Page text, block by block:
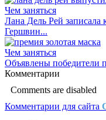
Чем заняться
Лана Дель Рей записала
Гершвин...
Чем заняться
Объявлены победители
Комментарии
Comments are disabled
Комментарии для сайта